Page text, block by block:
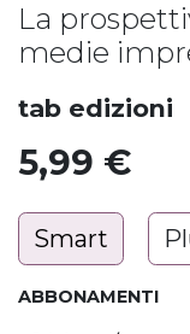
La
medie
tab edizioni
5,99 €
Smart
ABBONAMENTI